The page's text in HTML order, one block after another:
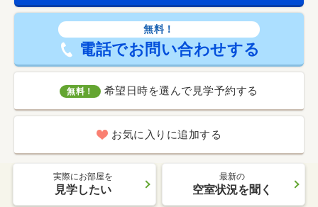
無料！
電話でお問い合わせする
無料！ 希望日時を選んで見学予約する
お気に入りに追加する
実際にお部屋を
見学したい
最新の
空室状況を聞く